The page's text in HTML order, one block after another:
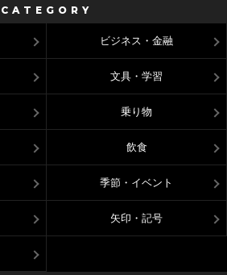
CATEGORY
ビジネス・金融
文具・学習
乗り物
飲食
季節・イベント
矢印・記号